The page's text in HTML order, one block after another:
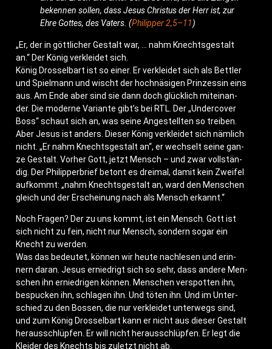
beken­nen sol­len, dass Jesus Chris­tus der Herr ist, zur
Ehre Got­tes, des Vaters. (Phil­ip­per 2,5–11)
„Er, der in gött­li­cher Gestalt war, … nahm Knechts­ge­stalt
an.“ Der König ver­klei­det sich.
König Dros­sel­bart ist so einer. Er ver­klei­det sich als Bett­ler
und Spiel­mann und wischt der hoch­nä­si­gen Prin­zes­sin eins
aus. Am Ende aber sind sie dann doch glück­lich mit­ein­an­
der. Die moder­ne Vari­an­te gibt’s bei RTL. Der „Under­co­ver
Boss“ schaut sich an, was sei­ne Ange­stell­ten so treiben.
Aber Jesus ist anders. Die­ser König ver­klei­det sich näm­lich
nicht. „Er nahm Knechts­ge­stalt an“, er wech­selt sei­ne gan­
ze Gestalt. Vor­her Gott, jetzt Mensch – und zwar voll­stän­
dig. Der Phil­ip­per­brief betont es drei­mal, damit kein Zwei­fel
auf­kommt: „nahm Knechts­ge­stalt an, ward den Men­schen
gleich und der Erschei­nung nach als Mensch erkannt.“
Noch Fra­gen? Der zu uns kommt, ist ein Mensch. Gott ist
sich nicht zu fein, nicht nur Mensch, son­dern sogar ein
Knecht zu werden.
Was das bedeu­tet, kön­nen wir heu­te nach­le­sen und erin­
nern dar­an. Jesus ernied­rigt sich so sehr, dass ande­re Men­
schen ihn ernied­ri­gen kön­nen. Men­schen ver­spot­ten ihn,
bespu­cken ihn, schla­gen ihn. Und töten ihn. Und im Unter­
schied zu den Bos­sen, die nur ver­klei­det unter­wegs sind,
und zum König Dros­sel­bart kann er nicht aus die­ser Gestalt
her­aus­schlüp­fen. Er will nicht her­aus­schlüp­fen. Er legt die
Klei­der des Knechts bis zuletzt nicht ab.